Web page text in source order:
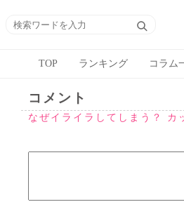
TOP ランキング コラム
コメント
なぜイライラしてしまう？ カ